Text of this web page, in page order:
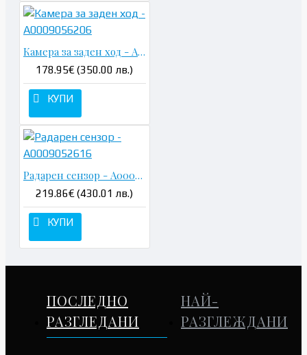
Камера за заден ход - A0009056206
178.95€ (350.00 лв.)
КУПИ
Радарен сензор - A0009052616
219.86€ (430.01 лв.)
КУПИ
ПОСЛЕДНО
РАЗГЛЕДАНИ
НАЙ-
РАЗГЛЕЖДАНИ